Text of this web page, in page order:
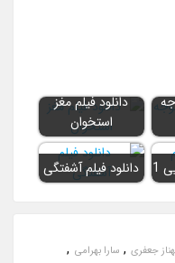
دانلود فیلم مغز
استخوان
1 دانلود فیلم آشفتگی
جعفری , سارا بهرامی ,